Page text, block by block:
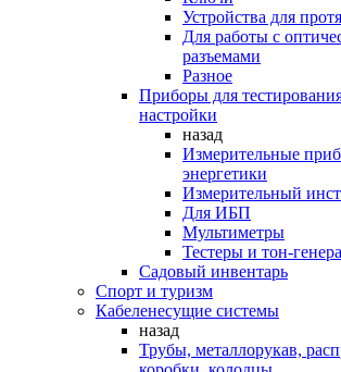
Устройства для
Для работы с
разъемами
Разное
Приборы для
настройки
назад
Измерительные
энергетики
Измерительный
Для ИБП
Мультиметры
Тестеры и тон-
Садовый инвентарь
Спорт и туризм
Кабеленесущие системы
назад
Трубы, металлорукав,